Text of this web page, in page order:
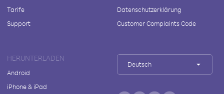
Tarife
Support
Datenschutzerklärung
Customer Complaints Code
HERUNTERLADEN
Android
iPhone & iPad
Deutsch